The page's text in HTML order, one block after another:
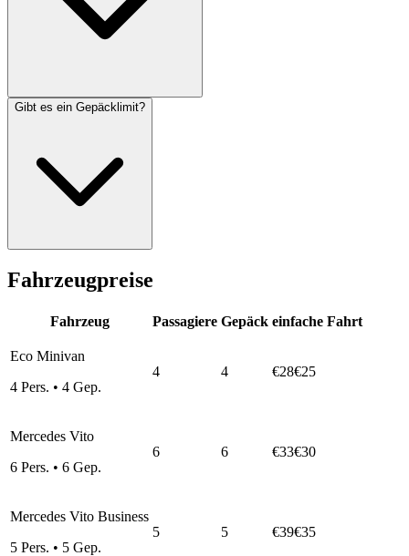
Gibt es ein Gepäcklimit?
Fahrzeugpreise
Fahrzeug Passagiere Gepäck einfache Fahrt
Eco Minivan
4 Pers. • 4 Gep.
4 4 €28€25
Mercedes Vito
6 Pers. • 6 Gep.
6 6 €33€30
Mercedes Vito Business
5 Pers. • 5 Gep.
5 5 €39€35